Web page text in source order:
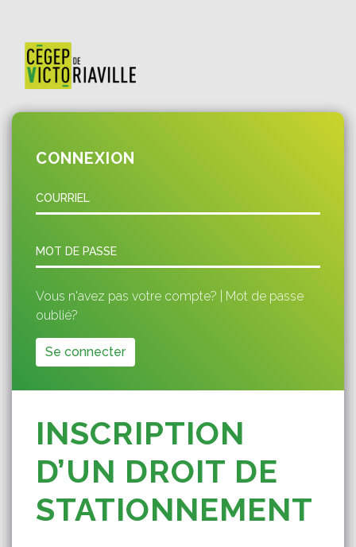
CONNEXION
COURRIEL
MOT DE PASSE
Vous n'avez pas votre compte?
Mot de passe
oublié?
Se connecter
INSCRIPTION
D’UN DROIT DE
STATIONNEMENT